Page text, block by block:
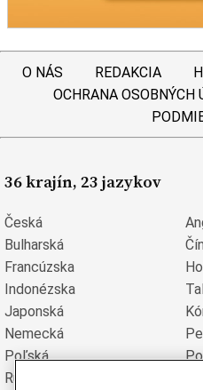
O NÁS REDAKCIA
OCHRANA OSOBNÝCH
36 krajín, 23 jazykov
Česká
Bulharská
Francúzska
Indonézska
Japonská
Nemecká
Poľská
Rumunská